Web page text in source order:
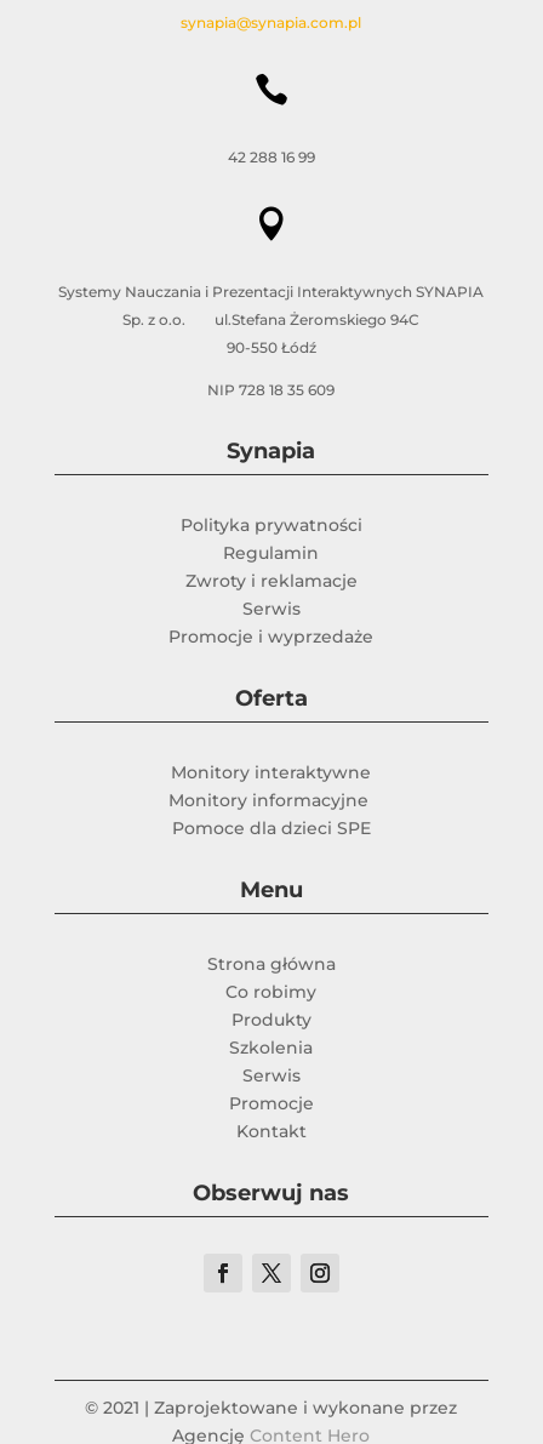
synapia@synapia.com.pl

42 288 16 99

Systemy Nauczania i Prezentacji Interaktywnych SYNAPIA
Sp. z o.o. ul.Stefana Żeromskiego 94C
90-550 Łódź
NIP 728 18 35 609
Synapia
Polityka prywatności
Regulamin
Zwroty i reklamacje
Serwis
Promocje i wyprzedaże
Oferta
Monitory interaktywne
Monitory informacyjne
Pomoce dla dzieci SPE
Menu
Strona główna
Co robimy
Produkty
Szkolenia
Serwis
Promocje
Kontakt
Obserwuj nas
© 2021 | Zaprojektowane i wykonane przez
AgencjęContent Hero